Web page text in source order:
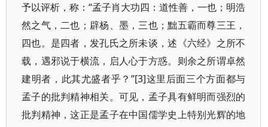
予以评析，称：“孟子肖大功四：道性善，一也；明浩
然之气，二也；辟杨、墨，三也；黜五霸而尊三王，
四也。是四者，发孔氏之所未谈，述《六经》之所不
载，遇邪说于横流，启人心于方惑。则余之所谓卓然
建明者，此其尤盛者乎？”[3]这里后面三个方面都与
孟子的批判精神相关。可见，孟子具有鲜明而强烈的
批判精神，这正是孟子在中国儒学史上特别光辉的地